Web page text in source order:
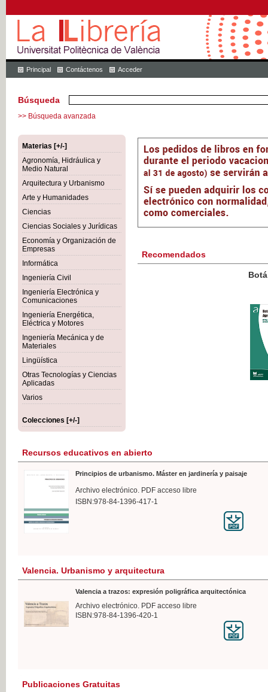
Principal Contáctenos Acceder
Búsqueda
>> Búsqueda avanzada
Materias [+/-]
Agronomía, Hidráulica y
Medio Natural
Arquitectura y Urbanismo
Arte y Humanidades
Ciencias
Ciencias Sociales y Jurídicas
Economía y Organización de
Empresas
Informática
Ingeniería Civil
Ingeniería Electrónica y
Comunicaciones
Ingeniería Energética,
Eléctrica y Motores
Ingeniería Mecánica y de
Materiales
Lingüística
Otras Tecnologías y Ciencias
Aplicadas
Varios
Colecciones [+/-]
Recomendados
IVA
Recursos educativos en abierto
Principios de urbanismo. Máster en jardinería y paisaje
Archivo electrónico. PDF acceso libre
ISBN:978-84-1396-417-1
Valencia. Urbanismo y arquitectura
Valencia a trazos: expresión poligráfica arquitectónica
Archivo electrónico. PDF acceso libre
ISBN:978-84-1396-420-1
Publicaciones Gratuitas